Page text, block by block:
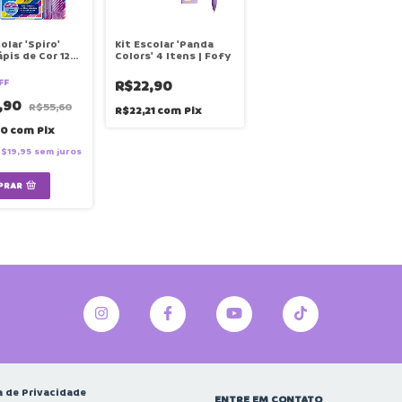
'Spiro'
de Cor 12
Troca
Borracha |
CIS R$55,60
com Pix
sem juros
Kit Escolar 'Panda
Colors' 4 Itens | Fofy
R$22,90
R$22,21com Pix
de Privacidade